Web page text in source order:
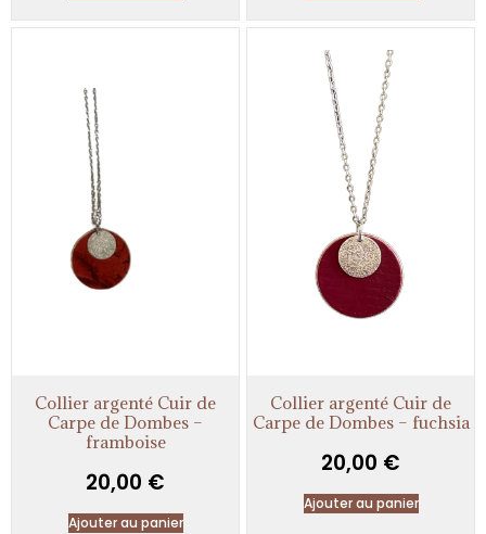
Collier argenté Cuir de
Carpe de Dombes –
framboise
20,00 €
Ajouter au panier
Collier argenté Cuir de
Carpe de Dombes – fuchsia
20,00 €
Ajouter au panier